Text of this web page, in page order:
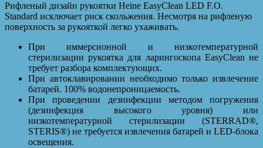
Рифленый дизайн рукоятки Heine EasyClean LED F.O.
Standard исключает риск скольжения. Несмотря на рифленую
поверхность за рукояткой легко ухаживать.
При иммерсионной и низкотемпературной
стерилизации рукоятка для ларингоскопа EasyClean не
требует разбора комплектующих.
При автоклавировании необходимо только извлечение
батарей. 100% водонепроницаемость.
При проведении дезинфекции методом погружения
(дезинфекция высокого уровня) или
низкотемпературной стерилизации (STERRAD®,
STERIS®) не требуется извлечения батарей и LED-блока
освещения.